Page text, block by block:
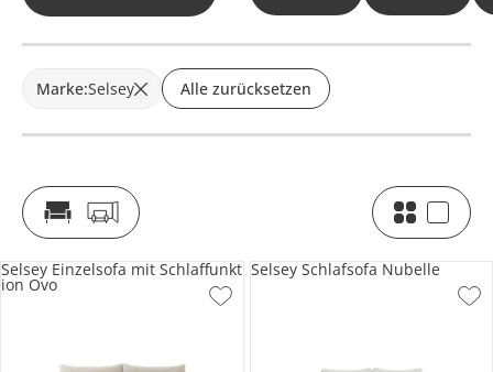
Marke:Selsey Alle zurücksetzen
Selsey Einzelsofa mit Schlaffunkt
ion Ovo
Selsey Schlafsofa Nubelle